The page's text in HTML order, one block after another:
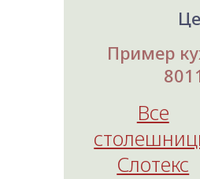
Пример
Все
Слотекс